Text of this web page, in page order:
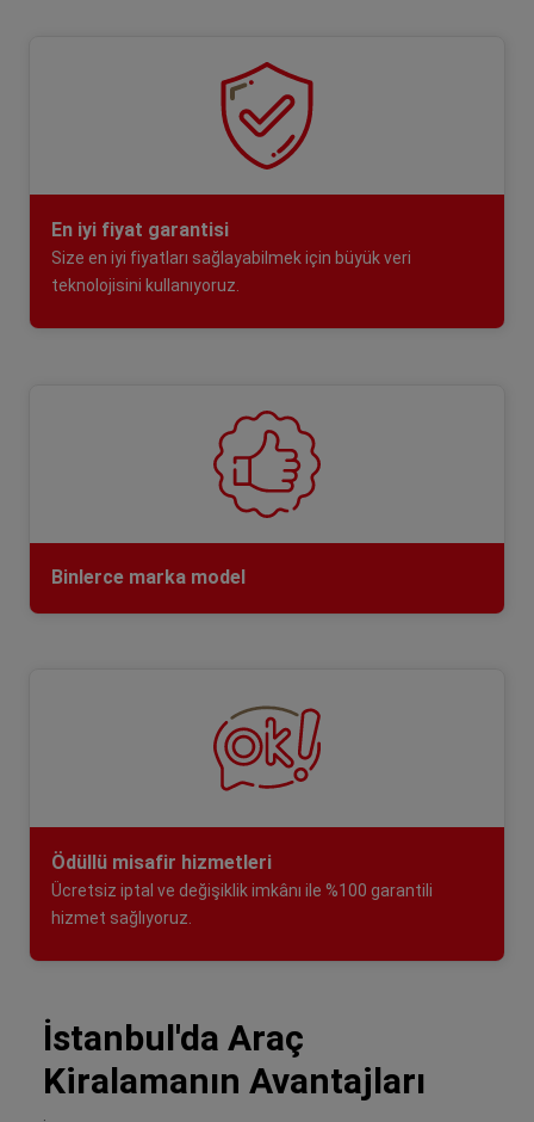
En iyi fiyat garantisi
Size en iyi fiyatları sağlayabilmek için büyük veri
teknolojisini kullanıyoruz.
Binlerce marka model
Ödüllü misafir hizmetleri
Ücretsiz iptal ve değişiklik imkânı ile %100 garantili
hizmet sağlıyoruz.
İstanbul'da Araç
Kiralamanın Avantajları